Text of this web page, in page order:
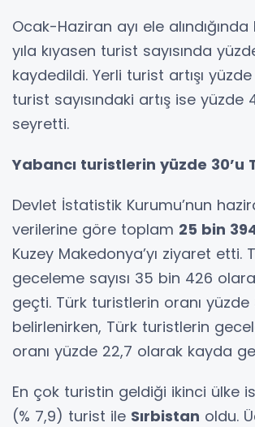
Ocak-Haziran ayı ele
yıla kıyasen turist sayısında
kaydedildi. Yerli turist artışı
turist sayısındaki artış ise yüzde
seyretti.
Yabancı turistlerin yüzde 30’u
Devlet İstatistik Kurumu’nun
verilerine göre toplam 25 bin
Kuzey Makedonya’yı ziyaret etti.
geceleme sayısı 35 bin 426
geçti. Türk turistlerin oranı yüzde
belirlenirken, Türk turistlerin
oranı yüzde 22,7 olarak kayda
En çok turistin geldiği ikinci ülke
(% 7,9) turist ile Sırbistan oldu.